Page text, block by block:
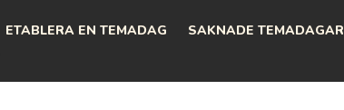
ETABLERA EN TEMADAG SAKNADE TEMADAGAR